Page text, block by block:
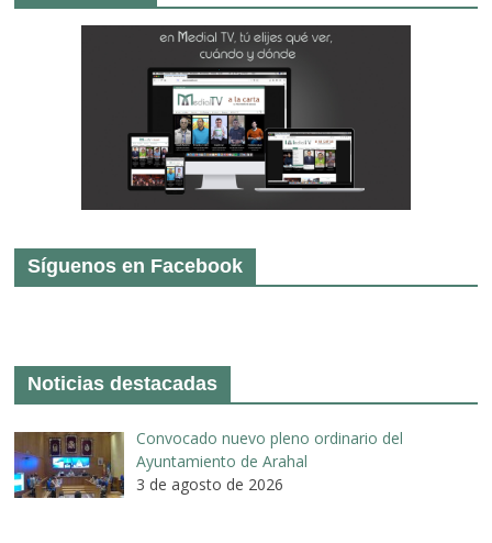
Síguenos en Facebook
Noticias destacadas
Convocado nuevo pleno ordinario del
Ayuntamiento de Arahal
3 de agosto de 2026